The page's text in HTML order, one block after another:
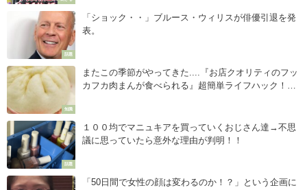
話題
「ショック・・」ブルース・ウィリスが俳優引退を発
表。
知識
またこの季節がやってきた....『お店クオリティのフッ
カフカ肉まんが食べられる』超簡単ライフハック！マ
話題
１００均でマニュキアを買っていくおじさん達→不思
議に思っていたら意外な理由が判明！！
「50日間で女性の顔は変わるのか！？」という企画に